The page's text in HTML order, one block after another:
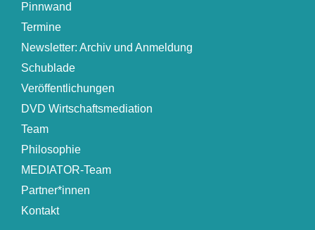
Pinnwand
Termine
Newsletter: Archiv und Anmeldung
Schublade
Veröffentlichungen
DVD Wirtschaftsmediation
Team
Philosophie
MEDIATOR-Team
Partner*innen
Kontakt